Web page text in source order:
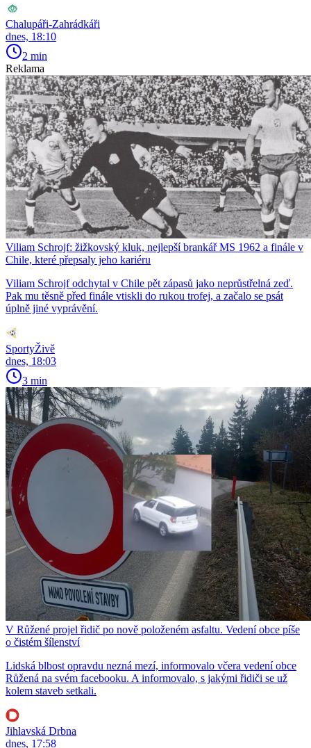
Chalupáři-Zahrádkáři
dnes, 18:10
2 min
Reklama
Viliam Schrojf: žižkovský kluk, nejlepší brankář MS 1962 a finále v
Chile, které přepsaly jeho kariéru
Viliam Schrojf odchytal v Chile pět zápasů jako neprůstřelná zeď.
Pak mu těsně před finále vtiskli do rukou trofej, a začalo se psát
úplně jiné vyprávění.
SportyŽivě
dnes, 18:03
3 min
V Růžené projel řidič po nově položeném asfaltu. Vedení obce píše
o čistém šílenství
Lidská blbost opravdu nezná mezí, informovalo včera vedení obce
Růžená na svém facebooku. A informovalo, s jakými řidiči se už
kolem staveb setkali.
Jihlavská Drbna
dnes, 17:58